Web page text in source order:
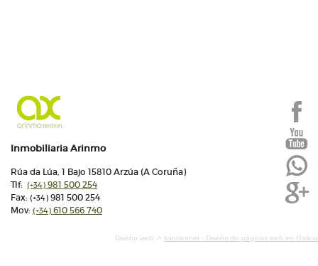
Inmobiliaria Arinmo
Rúa da Lúa, 1 Bajo 15810 Arzúa (A Coruña)
Tlf: (+34) 981 500 254
Fax: (+34) 981 500 254
Mov: (+34) 610 566 740
Diseño web:-> kantaronet - Diseño de páginas web en Galicia